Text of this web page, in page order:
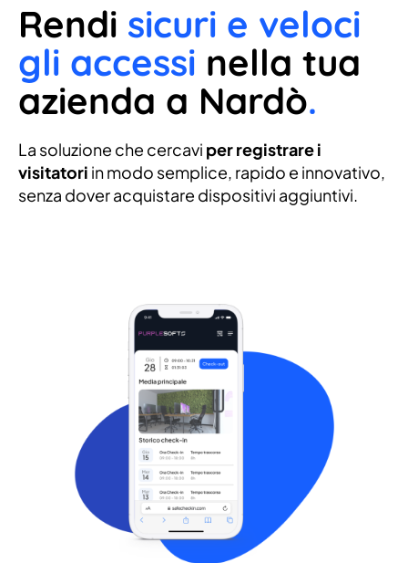
Rendi sicuri e veloci
gli accessi nella tua
azienda a Nardò.
La soluzione che cercavi per registrare i
visitatori in modo semplice, rapido e innovativo,
senza dover acquistare dispositivi aggiuntivi.